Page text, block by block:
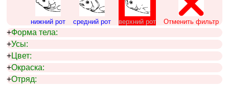
нижний рот средний рот верхний рот Отменить фильтр
+Форма тела:
+Усы:
+Цвет:
+Окраска:
+Отряд: